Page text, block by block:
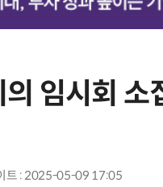
임시회
트 : 2025-05-09 17:05